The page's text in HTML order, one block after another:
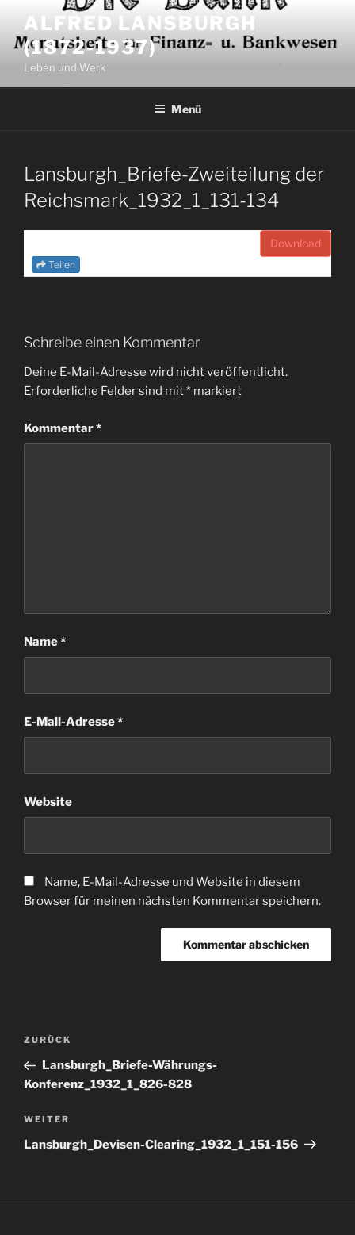
Inhalt
springen
ALFRED LANSBURGH
(1872-1937)
Leben und Werk
Menü
Lansburgh_Briefe-Zweiteilung der
Reichsmark_1932_1_131-134
Download
Teilen
Schreibe einen Kommentar
Deine E-Mail-Adresse wird nicht veröffentlicht.
Erforderliche Felder sind mit* markiert
Kommentar*
Name*
E-Mail-Adresse*
Website
Name, E-Mail-Adresse und Website in diesem
Browser für meinen nächsten Kommentar speichern.
Beitragsnavigation
Vorheriger
Beitrag
ZURÜCK
Lansburgh_Briefe-Währungs-
Konferenz_1932_1_826-828
Nächster
Beitrag
WEITER
Lansburgh_Devisen-Clearing_1932_1_151-156